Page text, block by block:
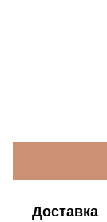
Доставка